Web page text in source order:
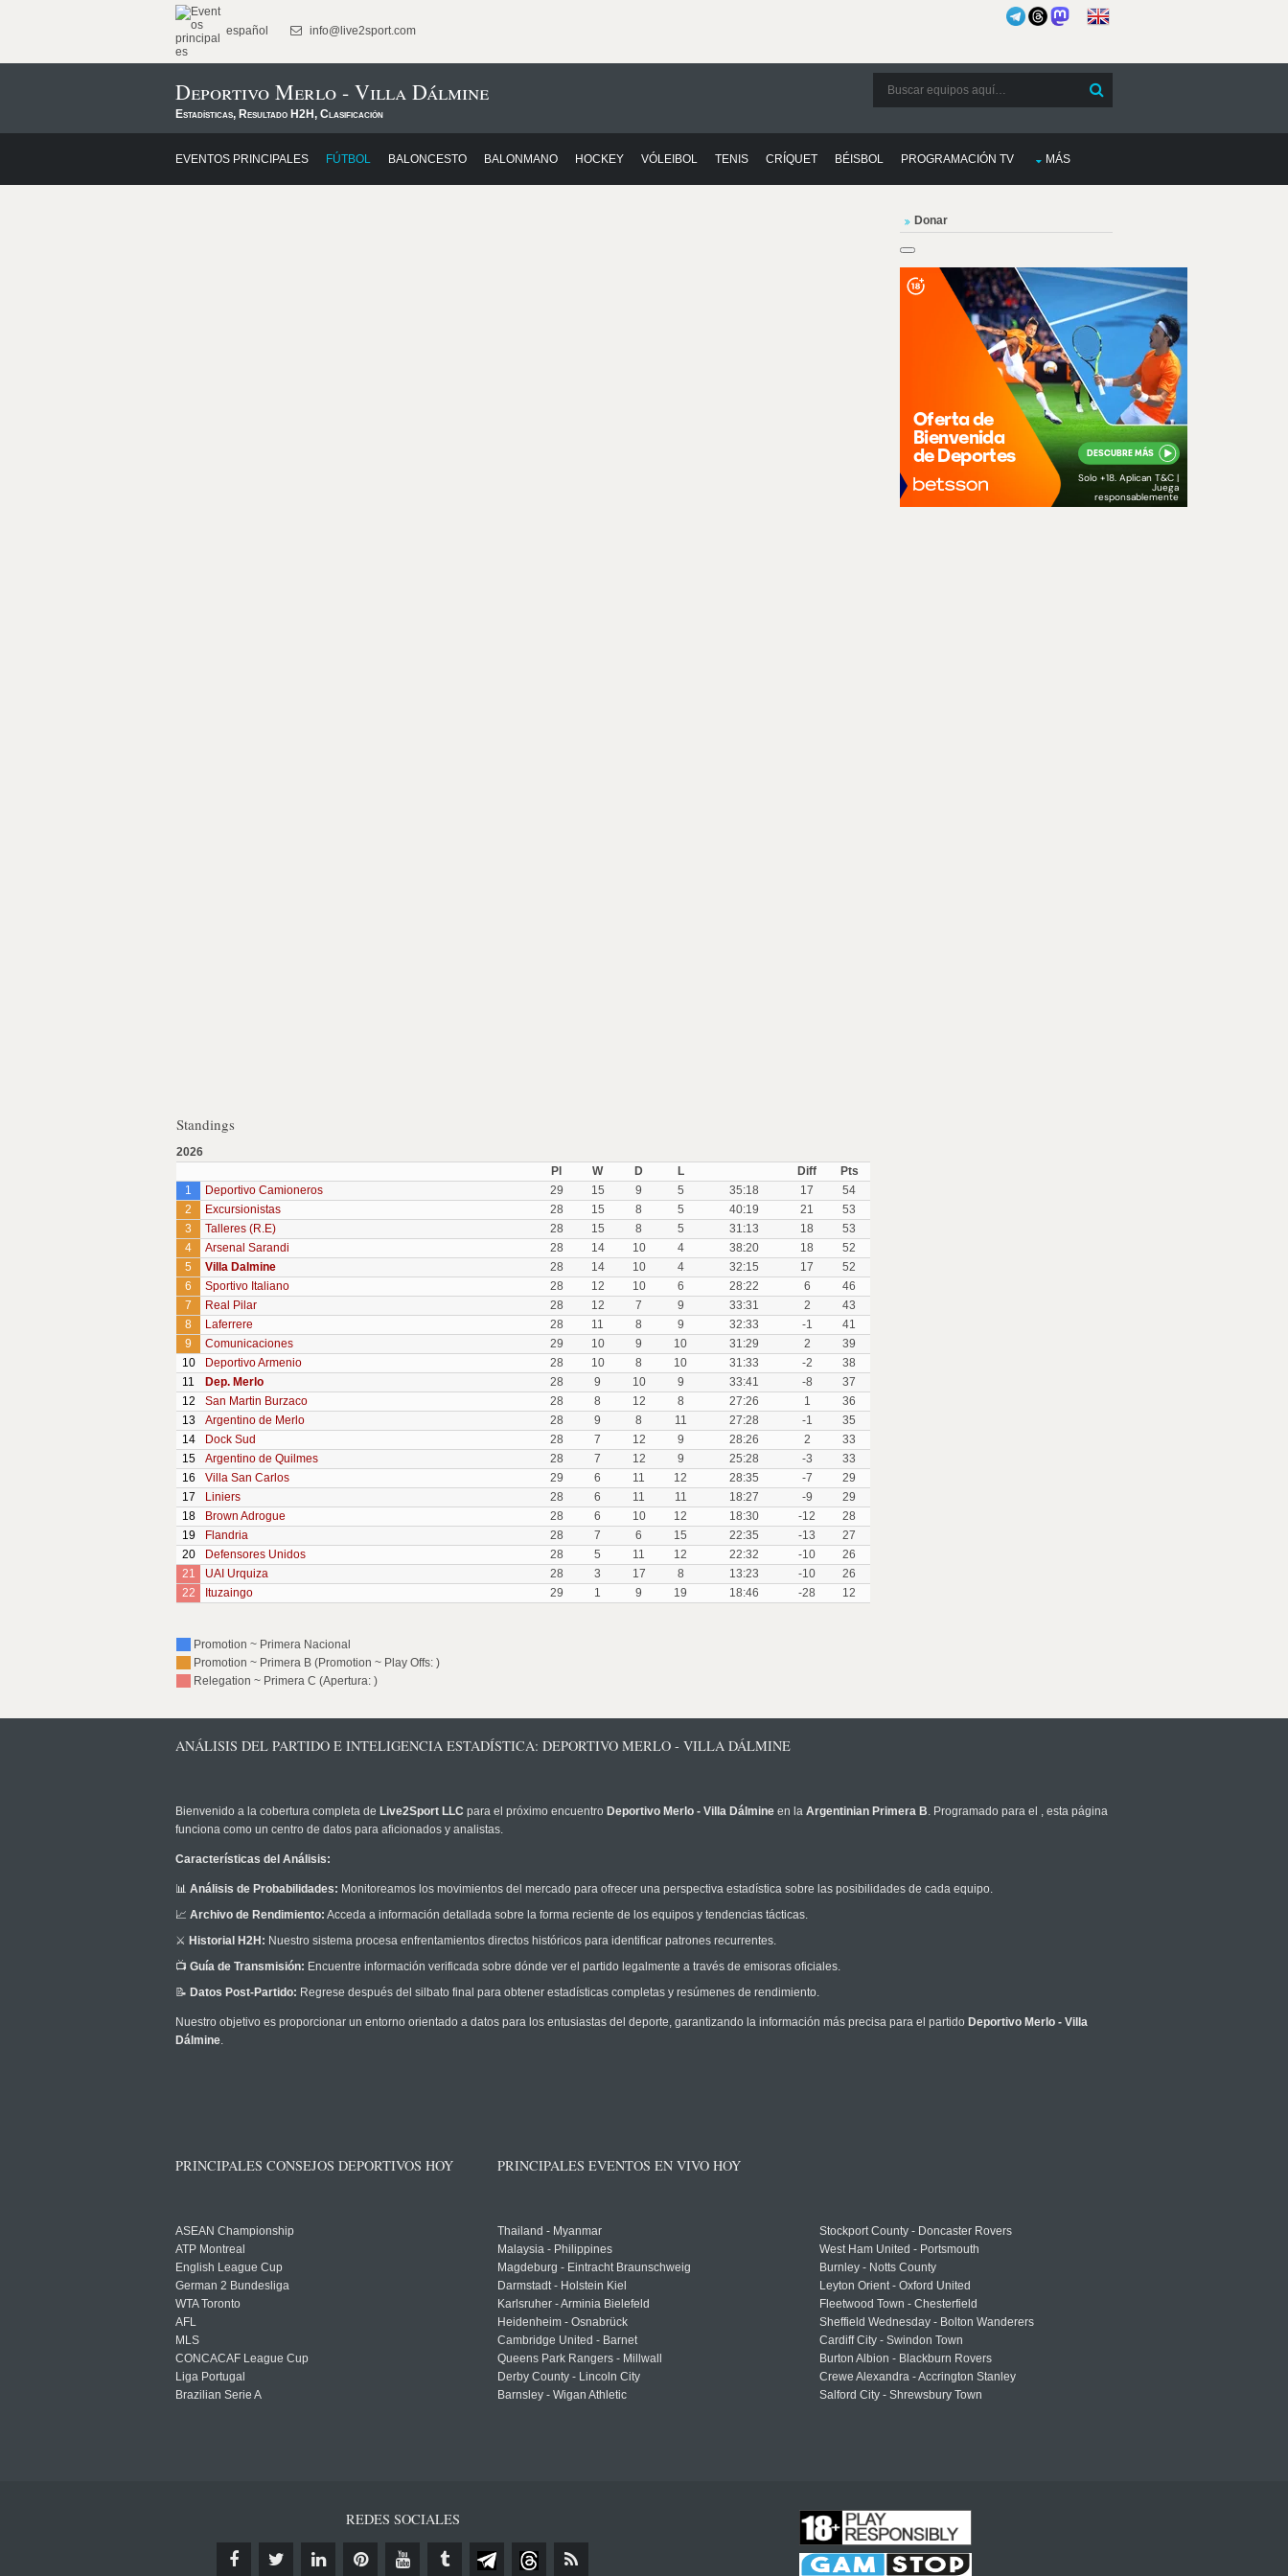
español info@live2sport.com
Deportivo Merlo - Villa Dálmine
Estadísticas, Resultado H2H, Clasificación
EVENTOS PRINCIPALES FÚTBOL BALONCESTO BALONMANO HOCKEY VÓLEIBOL TENIS CRÍQUET BÉISBOL PROGRAMACIÓN TV MÁS
Standings
2026
Pl
W D L Diff
Pts
1
Deportivo Camioneros 29 15 9 5 35:18 17
54
2
Excursionistas 28 15 8 5 40:19 21
53
3
Talleres (R.E) 28 15 8 5 31:13 18
53
4
Arsenal Sarandi 28 14 10 4 38:20 18
52
5
Villa Dalmine 28 14 10 4 32:15 17
52
6
Sportivo Italiano 28 12 10 6 28:22 6
46
7
Real Pilar 28 12 7 9 33:31 2
43
8
Laferrere 28 11 8 9 32:33 -1
41
9
Comunicaciones 29 10 9 10 31:29 2
39
10
Deportivo Armenio 28 10 8 10 31:33 -2
38
11
Dep. Merlo 28 9 10 9 33:41 -8
37
12
San Martin Burzaco 28 8 12 8 27:26 1
36
13
Argentino de Merlo 28 9 8 11 27:28 -1
35
14
Dock Sud 28 7 12 9 28:26 2
33
15
Argentino de Quilmes 28 7 12 9 25:28 -3
33
16
Villa San Carlos 29 6 11 12 28:35 -7
29
17
Liniers 28 6 11 11 18:27 -9
29
18
Brown Adrogue 28 6 10 12 18:30 -12
28
19
Flandria 28 7 6 15 22:35 -13
27
20
Defensores Unidos 28 5 11 12 22:32 -10
26
21
UAI Urquiza 28 3 17 8 13:23 -10
26
22
Ituzaingo 29 1 9 19 18:46 -28 12
Promotion ~ Primera Nacional
Promotion ~ Primera B (Promotion ~ Play Offs: )
Relegation ~ Primera C (Apertura: )
Donar
ANÁLISIS DEL PARTIDO E INTELIGENCIA ESTADÍSTICA: DEPORTIVO MERLO - VILLA DÁLMINE
Bienvenido a la cobertura completa de Live2Sport LLC para el próximo encuentro Deportivo Merlo - Villa Dálmine en la Argentinian Primera B. Programado para el , esta página
funciona como un centro de datos para aficionados y analistas.
Características del Análisis:
📊 Análisis de Probabilidades: Monitoreamos los movimientos del mercado para ofrecer una perspectiva estadística sobre las posibilidades de cada equipo.
📈 Archivo de Rendimiento: Acceda a información detallada sobre la forma reciente de los equipos y tendencias tácticas.
⚔️ Historial H2H: Nuestro sistema procesa enfrentamientos directos históricos para identificar patrones recurrentes.
📺 Guía de Transmisión: Encuentre información verificada sobre dónde ver el partido legalmente a través de emisoras oficiales.
📝 Datos Post-Partido: Regrese después del silbato final para obtener estadísticas completas y resúmenes de rendimiento.
Nuestro objetivo es proporcionar un entorno orientado a datos para los entusiastas del deporte, garantizando la información más precisa para el partido Deportivo Merlo - Villa
Dálmine.
PRINCIPALES CONSEJOS DEPORTIVOS HOY
ASEAN Championship
ATP Montreal
English League Cup
German 2 Bundesliga
WTA Toronto
AFL
MLS
CONCACAF League Cup
Liga Portugal
Brazilian Serie A
PRINCIPALES EVENTOS EN VIVO HOY
Thailand - Myanmar
Malaysia - Philippines
Magdeburg - Eintracht Braunschweig
Darmstadt - Holstein Kiel
Karlsruher - Arminia Bielefeld
Heidenheim - Osnabrück
Cambridge United - Barnet
Queens Park Rangers - Millwall
Derby County - Lincoln City
Barnsley - Wigan Athletic
Stockport County - Doncaster Rovers
West Ham United - Portsmouth
Burnley - Notts County
Leyton Orient - Oxford United
Fleetwood Town - Chesterfield
Sheffield Wednesday - Bolton Wanderers
Cardiff City - Swindon Town
Burton Albion - Blackburn Rovers
Crewe Alexandra - Accrington Stanley
Salford City - Shrewsbury Town
REDES SOCIALES